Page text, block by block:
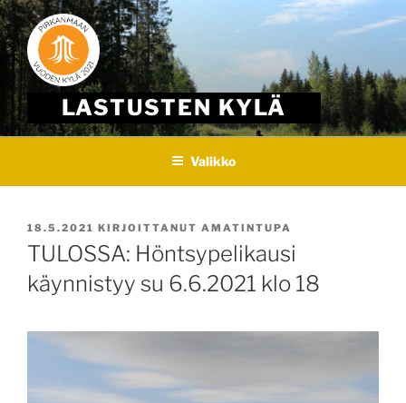
Skip
to
content
LASTUSTEN KYLÄ
Valikko
JULKAISTU
18.5.2021 KIRJOITTANUT AMATINTUPA
TULOSSA: Höntsypelikausi
käynnistyy su 6.6.2021 klo 18